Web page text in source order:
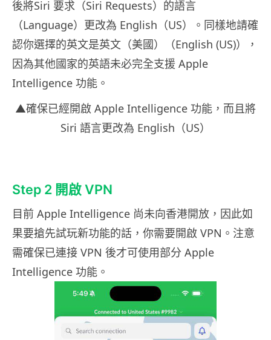
後將Siri 要求（Siri Requests）的語言
（Language）更改為 English（US）。同樣地請確
認你選擇的英文是英文（美國）（English (US)），
因為其他國家的英語未必完全支援 Apple
Intelligence 功能。
▲確保已經開啟 Apple Intelligence 功能，而且將
Siri 語言更改為 English（US）
Step 2 開啟 VPN
目前 Apple Intelligence 尚未向香港開放，因此如
果要搶先試玩新功能的話，你需要開啟 VPN。注意
需確保已連接 VPN 後才可使用部分 Apple
Intelligence 功能。